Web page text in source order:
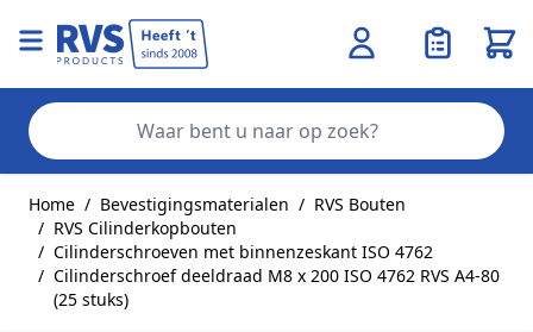
Home / Bevestigingsmaterialen / RVS Bouten
/ RVS Cilinderkopbouten
/ Cilinderschroeven met binnenzeskant ISO 4762
/ Cilinderschroef deeldraad M8 x 200 ISO 4762 RVS A4-80
(25 stuks)